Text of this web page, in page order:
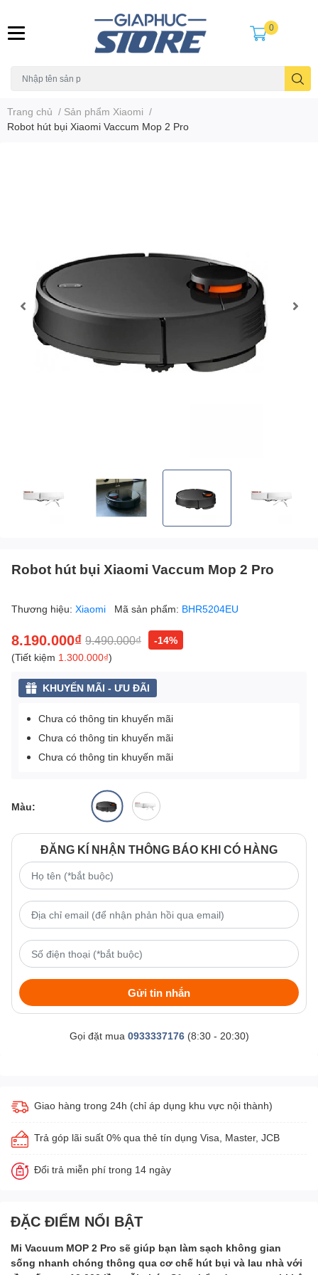
0
Trang chủ / Sản phẩm Xiaomi /
Robot hút bụi Xiaomi Vaccum Mop 2 Pro
Robot hút bụi Xiaomi Vaccum Mop 2 Pro
Thương hiệu: Xiaomi Mã sản phẩm: BHR5204EU
8.190.000₫ 9.490.000₫
-14%
(Tiết kiệm 1.300.000₫)
KHUYẾN MÃI - ƯU ĐÃI
Chưa có thông tin khuyến mãi
Chưa có thông tin khuyến mãi
Chưa có thông tin khuyến mãi
Màu:
ĐĂNG KÍ NHẬN THÔNG BÁO KHI CÓ HÀNG
Gửi tin nhắn
Gọi đặt mua 0933337176(8:30 - 20:30)
Giao hàng trong 24h (chỉ áp dụng khu vực nội thành)
Trả góp lãi suất 0% qua thẻ tín dụng Visa, Master, JCB
Đổi trả miễn phí trong 14 ngày
ĐẶC ĐIỂM NỔI BẬT
Mi Vacuum MOP 2 Pro sẽ giúp bạn làm sạch không gian
sống nhanh chóng thông qua cơ chế hút bụi và lau nhà với